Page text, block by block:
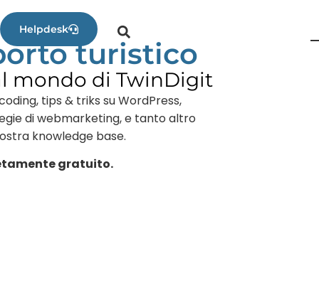
Helpdesk
turistico
mondo di TwinDigit
tips & triks su WordPress,
di webmarketing, e tanto altro
knowledge base.
gratuito.